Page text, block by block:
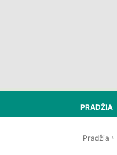
PRADŽIA
Pradžia